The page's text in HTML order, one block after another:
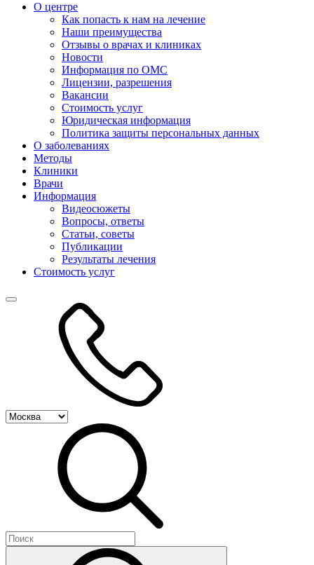
О центре
Как попасть к нам на лечение
Наши преимущества
Отзывы о врачах и клиниках
Новости
Информация по ОМС
Лицензии, разрешения
Вакансии
Стоимость услуг
Юридическая информация
Политика защиты персональных данных
О заболеваниях
Методы
Клиники
Врачи
Информация
Видеосюжеты
Вопросы, ответы
Статьи, советы
Публикации
Результаты лечения
Стоимость услуг